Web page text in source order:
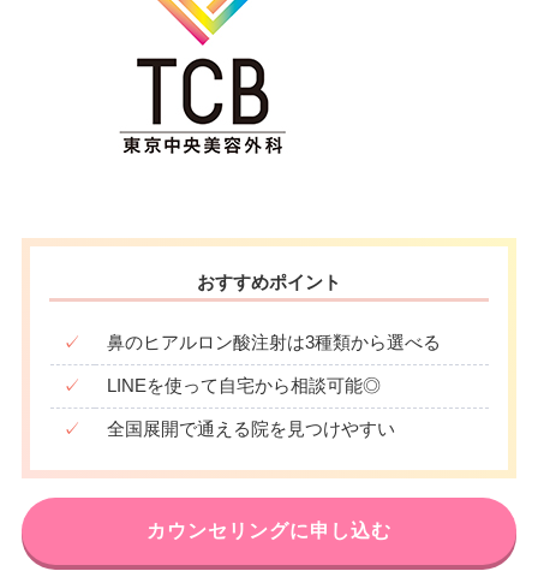
おすすめポイント
✓ 鼻のヒアルロン酸注射は3種類から選べる
✓ LINEを使って自宅から相談可能◎
✓ 全国展開で通える院を見つけやすい
カウンセリングに申し込む